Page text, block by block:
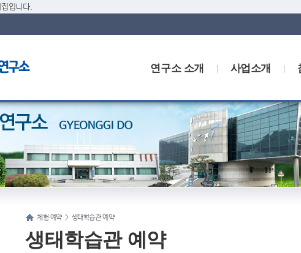
입니다.
사업소개
연구소 소개
체험·예약 > 생태학습관 예약
생태학습관 예약